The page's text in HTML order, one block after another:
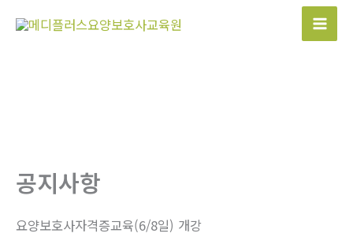
Main
공지사항
요양보호사자격증교육(6/8일) 개강